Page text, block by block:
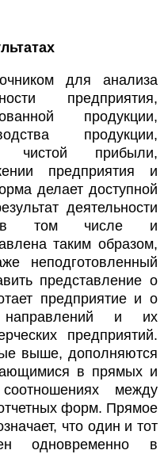
для анализа
предприятия,
продукции,
продукции,
чистой прибыли,
предприятия и
делает доступной
деятельности
в том числе и
таким образом,
неподготовленный
представление о
предприятие и о
направлений и их
предприятий.
выше, дополняются
в прямых и
между
форм. Прямое
что один и тот
одновременно в